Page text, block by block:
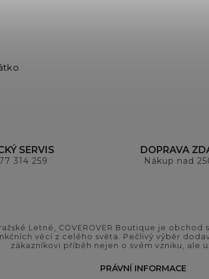
SERVIS
314 259
DOPRAVA
Nákup nad
Letné, COVEROVER Boutique je
věcí z celého světa. Pečlivý výběr
zákazníkovi příběh nejen o svém vzniku, ale
PRÁVNÍ INFORMACE